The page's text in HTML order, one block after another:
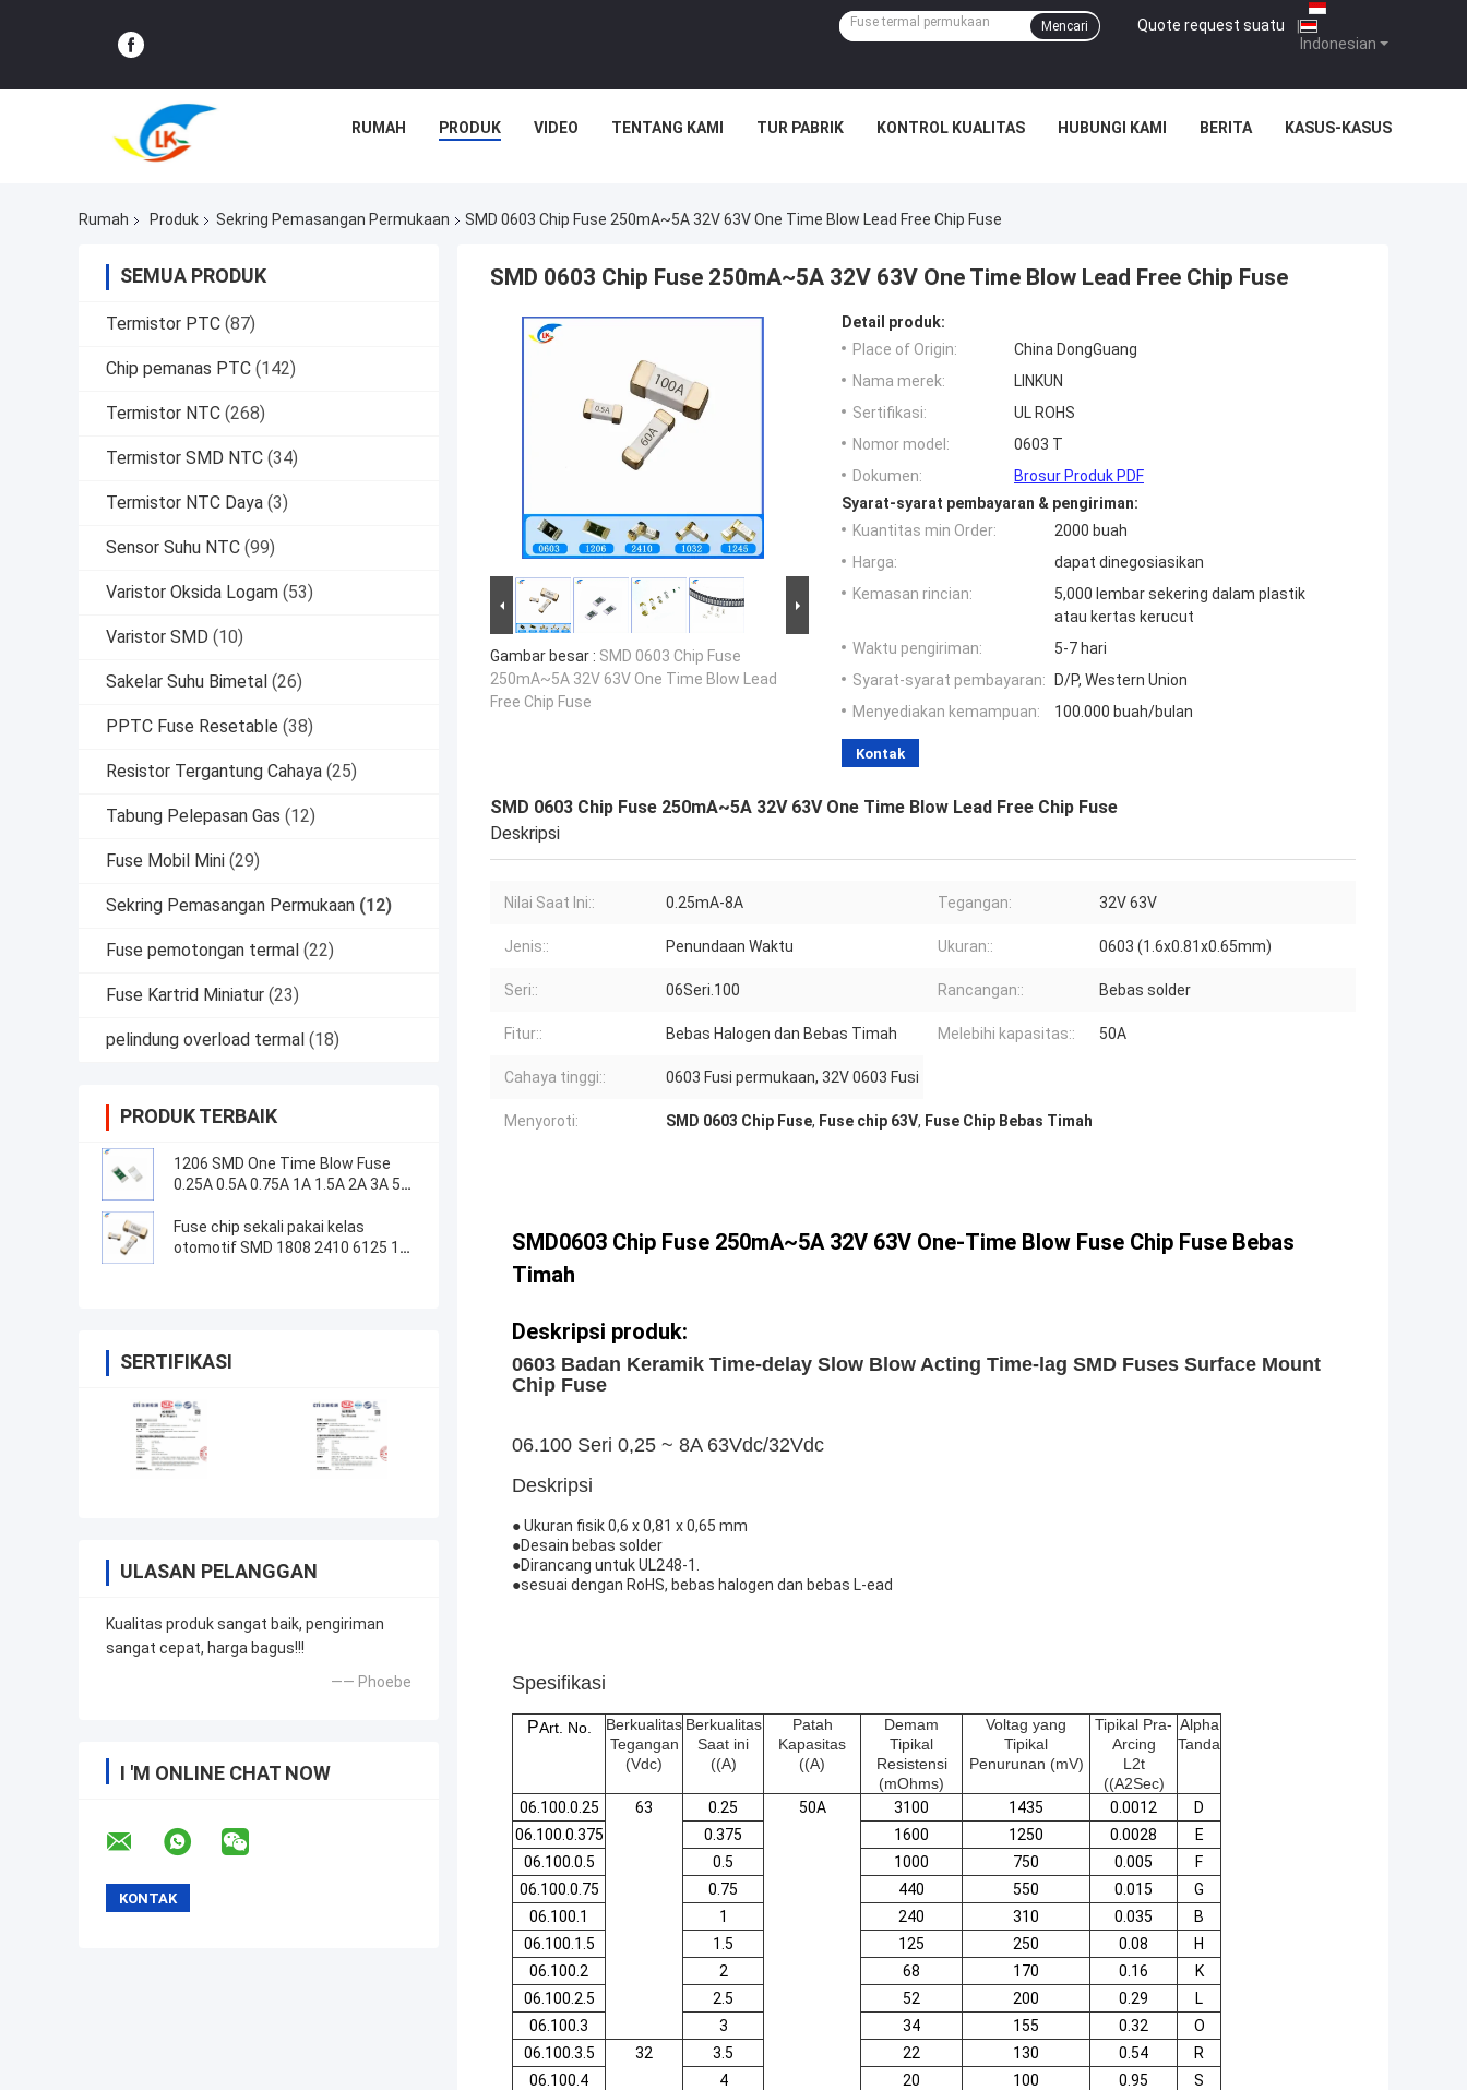
Indonesian
Quote request suatu |
Mencari
RUMAH PRODUK VIDEO TENTANG KAMI TUR PABRIK KONTROL KUALITAS HUBUNGI KAMI BERITA KASUS-KASUS
Rumah Produk Sekring Pemasangan Permukaan SMD 0603 Chip Fuse 250mA~5A 32V 63V One Time Blow Lead Free Chip Fuse
SEMUA PRODUK
Termistor PTC (87)
Chip pemanas PTC (142)
Termistor NTC (268)
Termistor SMD NTC (34)
Termistor NTC Daya (3)
Sensor Suhu NTC (99)
Varistor Oksida Logam (53)
Varistor SMD (10)
Sakelar Suhu Bimetal (26)
PPTC Fuse Resetable (38)
Resistor Tergantung Cahaya (25)
Tabung Pelepasan Gas (12)
Fuse Mobil Mini (29)
Sekring Pemasangan Permukaan (12)
Fuse pemotongan termal (22)
Fuse Kartrid Miniatur (23)
pelindung overload termal (18)
PRODUK TERBAIK
1206 SMD One Time Blow Fuse
0.25A 0.5A 0.75A 1A 1.5A 2A 3A 5A
Fuse chip sekali pakai kelas
otomotif SMD 1808 2410 6125 1A-
SERTIFIKASI
ULASAN PELANGGAN
Kualitas produk sangat baik, pengiriman
sangat cepat, harga bagus!!!
—— Phoebe
I 'M ONLINE CHAT NOW
SMD 0603 Chip Fuse 250mA~5A 32V 63V One Time Blow Lead Free Chip Fuse
Gambar besar : SMD 0603 Chip Fuse
250mA~5A 32V 63V One Time Blow Lead
Free Chip Fuse
Detail produk:
Place of Origin:
China DongGuang
Nama merek:
LINKUN
Sertifikasi:
UL ROHS
Nomor model:
0603 T
Dokumen:
Brosur Produk PDF
Syarat-syarat pembayaran & pengiriman:
Kuantitas min Order:
2000 buah
Harga:
dapat dinegosiasikan
Kemasan rincian:
5,000 lembar sekering dalam plastik
atau kertas kerucut
Waktu pengiriman:
5-7 hari
Syarat-syarat pembayaran:
D/P, Western Union
Menyediakan kemampuan:
100.000 buah/bulan
Kontak
SMD 0603 Chip Fuse 250mA~5A 32V 63V One Time Blow Lead Free Chip Fuse
Deskripsi
Nilai Saat Ini:: 0.25mA-8A Tegangan: 32V 63V
Jenis:: Penundaan Waktu Ukuran:: 0603 (1.6x0.81x0.65mm)
Seri:: 06Seri.100 Rancangan:: Bebas solder
Fitur:: Bebas Halogen dan Bebas Timah Melebihi kapasitas:: 50A
Cahaya tinggi:: 0603 Fusi permukaan, 32V 0603 Fusi
Menyoroti: SMD 0603 Chip Fuse, Fuse chip 63V, Fuse Chip Bebas Timah
SMD0603 Chip Fuse 250mA~5A 32V 63V One-Time Blow Fuse Chip Fuse Bebas
Timah
Deskripsi produk:
0603 Badan Keramik Time-delay Slow Blow Acting Time-lag SMD Fuses Surface Mount
Chip Fuse
06.100 Seri 0,25 ~ 8A 63Vdc/32Vdc
Deskripsi
● Ukuran fisik 0,6 x 0,81 x 0,65 mm
●Desain bebas solder
●Dirancang untuk UL248-1.
●sesuai dengan RoHS, bebas halogen dan bebas L-ead
Spesifikasi
PArt. No.
Berkualitas
Tegangan
(Vdc)
Berkualitas
Saat ini
((A)
Patah
Kapasitas
((A)
Demam
Tipikal
Resistensi
(mOhms)
Voltag yang
Tipikal
Penurunan (mV)
Tipikal Pra-
Arcing
L2t
((A2Sec)
Alpha
Tanda
06.100.0.25 63 0.25 50A 3100 1435 0.0012
D
06.100.0.375
0.375 1600 1250 0.0028
E
06.100.0.5
0.5 1000 750 0.005
F
06.100.0.75
0.75 440 550 0.015
G
06.100.1
1 240 310 0.035
B
06.100.1.5
1.5 125 250 0.08
H
06.100.2
2 68 170 0.16
K
06.100.2.5
2.5 52 200 0.29
L
06.100.3
3 34 155 0.32
O
06.100.3.5
32 3.5 22 130 0.54
R
06.100.4
4 20 100 0.95
S